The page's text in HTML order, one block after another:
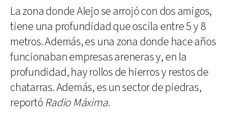
La zona donde Alejo se arrojó con dos amigos,
tiene una profundidad que oscila entre 5 y 8
metros. Además, es una zona donde hace años
funcionaban empresas areneras y, en la
profundidad, hay rollos de hierros y restos de
chatarras. Además, es un sector de piedras,
reportó Radio Máxima.